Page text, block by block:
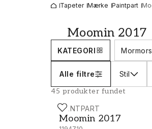
Tapeter Mærke Paintpart
Moomin 2017
KATEGORI
Alle filtre Stil
45 produkter fundet
PAINTPART
Moomin 2017
Moomin 2017 - 5171-1